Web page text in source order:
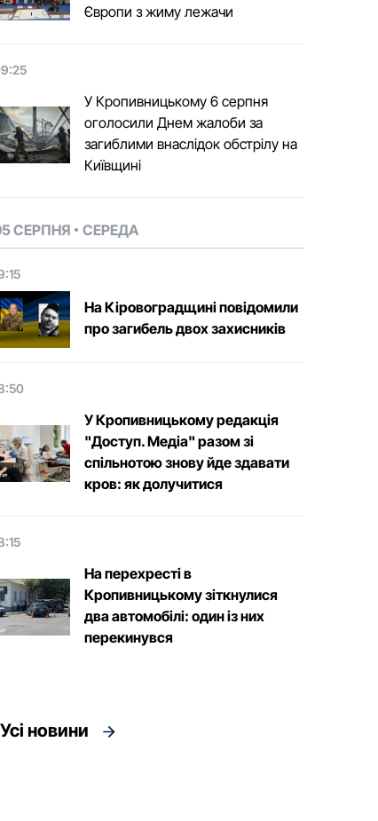
Європи з жиму лежачи
У Кропивницькому 6 серпня
оголосили Днем жалоби за
загиблими внаслідок обстрілу на
Київщині
СЕРПНЯ СЕРЕДА
На Кіровоградщині повідомили
про загибель двох захисників
У Кропивницькому редакція
"Доступ. Медіа" разом зі
спільнотою знову йде здавати
кров: як долучитися
На перехресті в
Кропивницькому зіткнулися
два автомобілі: один із них
перекинувся
Усі новини